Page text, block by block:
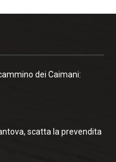
dei Caimani:
scatta la prevendita